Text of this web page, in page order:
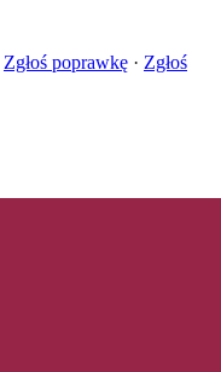
Zgłoś poprawkę · Zgłoś